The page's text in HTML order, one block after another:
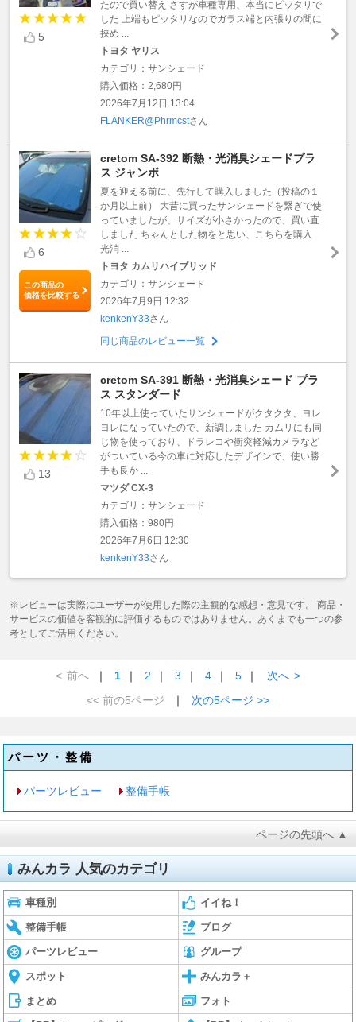
5
たので買い替え さすが車種専用、本当にピッタリで
した 上端もピッタリなのでガラス端と内張りの間に
挟め ...
トヨタ ヤリス
カテゴリ：サンシェード
購入価格：2,680円
2026年7月12日 13:04
FLANKER@Phrmcstさん
6
この商品の
価格を比較する
cretom SA-392 断熱・光消臭シェードプラ
ス ジャンボ
夏を迎える前に、先行して購入しました（投稿の１
か月以上前） 大昔に買ったサンシェードを繋ぎで使
っていましたが、サイズが小さかったので、買い直
しました ちゃんとした物をと思い、こちらを購入
光消 ...
トヨタ カムリハイブリッド
カテゴリ：サンシェード
2026年7月9日 12:32
kenkenY33さん
同じ商品のレビュー一覧
13
cretom SA-391 断熱・光消臭シェード プラ
ス スタンダード
10年以上使っていたサンシェードがクタクタ、ヨレ
ヨレになっていたので、新調しました カムリにも同
じ物を使っており、ドラレコや衝突軽減カメラなど
がついている今の車に対応したデザインで、使い勝
手も良か ...
マツダ CX-3
カテゴリ：サンシェード
購入価格：980円
2026年7月6日 12:30
kenkenY33さん
※レビューは実際にユーザーが使用した際の主観的な感想・意見です。 商品・
サービスの価値を客観的に評価するものではありません。あくまでも一つの参
考としてご活用ください。
< 前へ ｜ 1 ｜ 2 ｜ 3 ｜ 4 ｜ 5 ｜ 次へ >
<< 前の5ページ
｜ 次の5ページ >>
パーツ・整備
パーツレビュー 整備手帳
ページの先頭へ ▲
みんカラ 人気のカテゴリ
車種別 イイね！
整備手帳 ブログ
パーツレビュー グループ
スポット みんカラ＋
まとめ フォト